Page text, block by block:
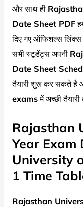
और साथ ही
Date Sheet PDF
दिए गए ऑफिशल्स
सभी स्टूडेंट्स अपनी
Date Sheet
तैयारी शुरू कर सकते है
examsमें अच्छी
Rajasthan
Year Exam
University
1 Time
Rajasthan